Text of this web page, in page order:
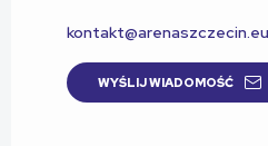
kontakt@arenaszczecin.eu
WYŚLIJ WIADOMOŚĆ